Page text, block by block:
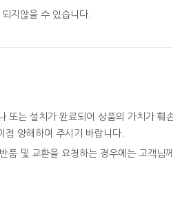
지않을 수 있습니다.
또는 설치가 완료되어 상품의 가치가 훼
양해하여 주시기 바랍니다.
품 및 교환을 요청하는 경우에는 고객님